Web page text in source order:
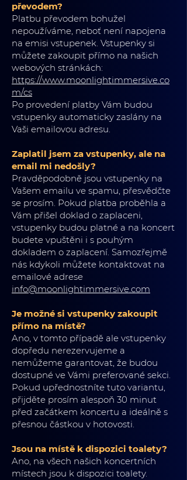
převodem?
Platbu převodem bohužel
nepoužíváme, neboť není napojena
na emisi vstupenek. Vstupenky si
můžete zakoupit přímo na našich
webových stránkách:
https://www.moonlightimmersive.co
m/cs
Po provedení platby Vám budou
vstupenky automaticky zaslány na
Vaši emailovou adresu.
Zaplatil jsem za vstupenky, ale na
email mi nedošly?
Pravděpodobně jsou vstupenky na
Vašem emailu ve spamu, přesvědčte
se prosím. Pokud platba proběhla a
Vám přišel doklad o zaplaceni,
vstupenky budou platné a na koncert
budete vpuštěni i s pouhým
dokladem o zaplacení. Samozřejmě
nás kdykoli můžete kontaktovat na
emailové adrese
info@moonlightimmersive.com
Je možné si vstupenky zakoupit
přímo na místě?
Ano, v tomto případě ale vstupenky
dopředu nerezervujeme a
nemůžeme garantovat, že budou
dostupné ve Vámi preferované sekci.
Pokud upřednostníte tuto variantu,
přijděte prosím alespoň 30 minut
před začátkem koncertu a ideálně s
přesnou částkou v hotovosti.
Jsou na místě k dispozici toalety?
Ano, na všech našich koncertních
místech jsou k dispozici toalety.